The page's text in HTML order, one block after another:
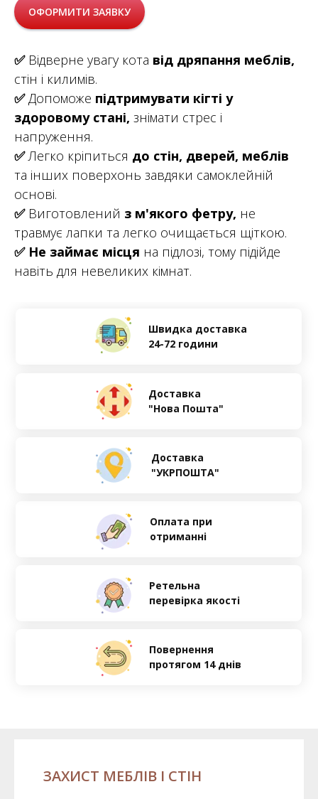
ОФОРМИТИ ЗАЯВКУ
✅Відверне увагу кота від дряпання меблів,
стін і килимів.
✅Допоможе підтримувати кігті у
здоровому стані, знімати стрес і
напруження.
✅Легко кріпиться до стін, дверей, меблів
та інших поверхонь завдяки самоклейній
основі.
✅Виготовлений з м'якого фетру, не
травмує лапки та легко очищається щіткою.
✅ Не займає місця на підлозі, тому підійде
навіть для невеликих кімнат.
Оплата при
отриманні
Ретельна
перевірка якості
Швидка доставка
24-72 години
Доставка
"Нова Пошта"
Доставка
"УКРПОШТА"
Повернення
протягом 14 днів
ЗАХИСТ МЕБЛІВ І СТІН